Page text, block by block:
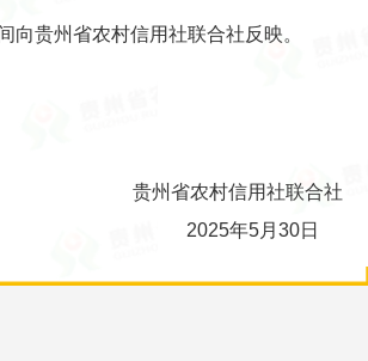
贵州省农村信用社联合社反映。
贵州省农村信用社联合社
2025年5月30日